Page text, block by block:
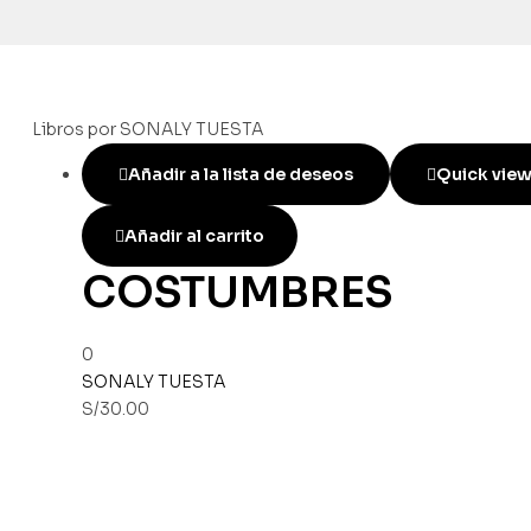
Libros por SONALY TUESTA
Añadir a la lista de deseos Quick view
Añadir al carrito
COSTUMBRES
0
SONALY TUESTA
S/30.00